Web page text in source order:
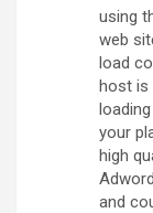
using
web
load
host is
your
high
and